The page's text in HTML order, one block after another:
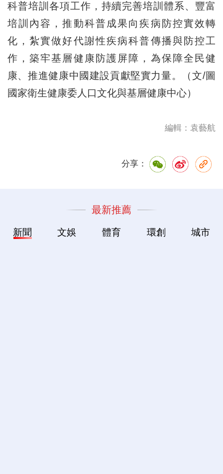
科普培訓各項工作，持續完善培訓體系、豐富
培訓內容，推動科普成果向疾病防控實效轉
化，紮實做好代謝性疾病科普傳播與防控工
作，築牢基層健康防護屏障，為保障全民健
康、推進健康中國建設貢獻堅實力量。（文/圖
國家衛生健康委人口文化與基層健康中心）
編輯：袁藝航
分享：
最新推薦
新聞 文娛 體育 環創 城市